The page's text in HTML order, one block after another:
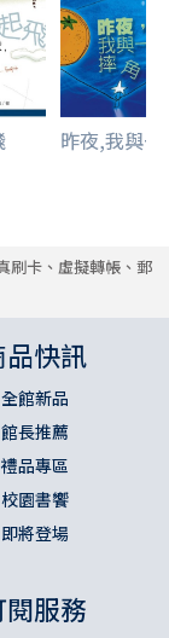
昨夜,我與一
刷卡、虛擬轉帳、郵
品快訊
全館新品
館長推薦
禮品專區
校園書饗
即將登場
閱服務